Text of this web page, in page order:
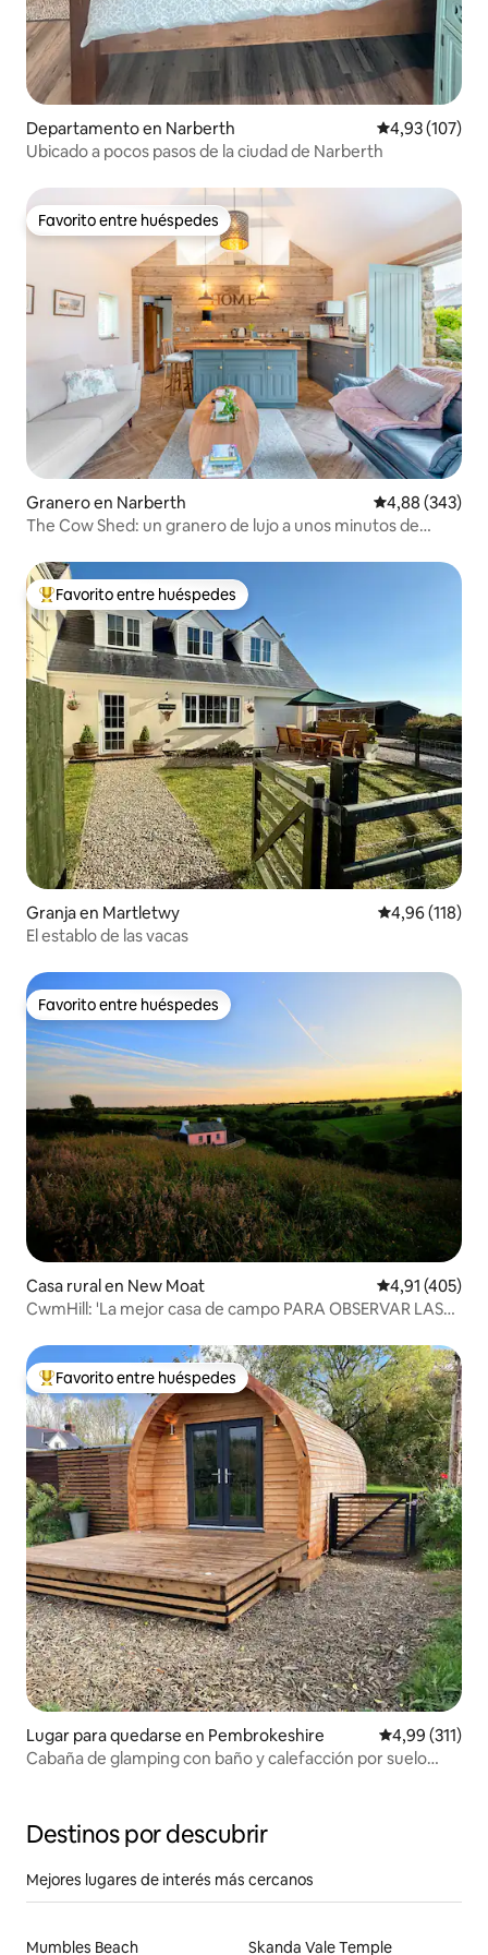
Departamento en Narberth Calificación
4,93 (107)
Ubicado a pocos pasos de la ciudad de Narberth
Favorito entre huéspedes
Favorito entre huéspedes
Granero en Narberth Calificación
4,88 (343)
The Cow Shed: un granero de lujo a unos minutos de
Favorito entre los huéspedes más destacados
Favorito entre huéspedes
Granja en Martletwy Calificación
4,96 (118)
El establo de las vacas
Favorito entre huéspedes
Favorito entre huéspedes
Casa rural en New Moat Calificación
4,91 (405)
CwmHill: 'La mejor casa de campo PARA OBSERVAR LAS
Favorito entre los huéspedes más destacados
Favorito entre huéspedes
Lugar para quedarse en Pembrokeshire Calificación
4,99 (311)
Cabaña de glamping con baño y calefacción por suelo
Destinos por descubrir
Mejores lugares de interés más cercanos
Mumbles Beach Skanda Vale Temple